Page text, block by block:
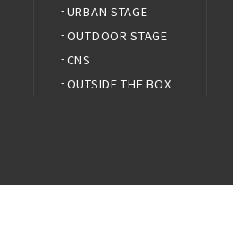
URBAN STAGE
OUTDOOR STAGE
CNS
OUTSIDE THE BOX